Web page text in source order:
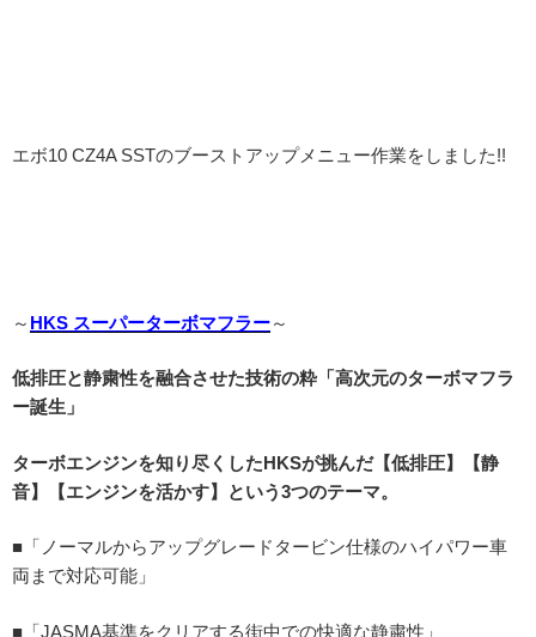
エボ10 CZ4A SSTのブーストアップメニュー作業をしました!!
～ HKS スーパーターボマフラー～
低排圧と静粛性を融合させた技術の粋「高次元のターボマフラ
ー誕生」
ターボエンジンを知り尽くしたHKSが挑んだ【低排圧】【静
音】【エンジンを活かす】という3つのテーマ。
■「ノーマルからアップグレードタービン仕様のハイパワー車
両まで対応可能」
■「JASMA基準をクリアする街中での快適な静粛性」